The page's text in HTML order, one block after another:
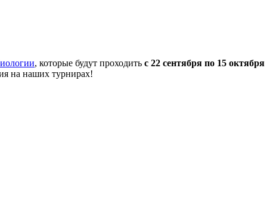
, которые будут проходить с 22 сентября по 15 октября
на наших турнирах!